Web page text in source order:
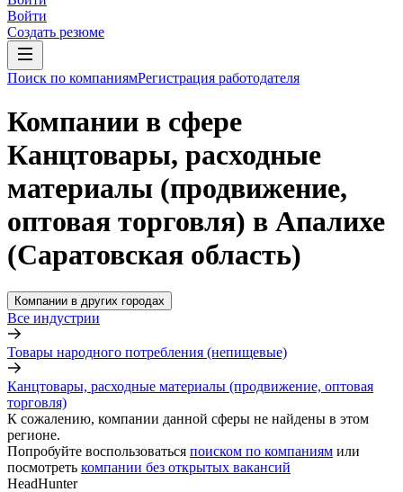
Войти
Создать резюме
Поиск по компаниямРегистрация работодателя
Компании в сфере
Канцтовары, расходные
материалы (продвижение,
оптовая торговля) в Апалихе
(Саратовская область)
Компании в других городах
Все индустрии
Товары народного потребления (непищевые)
Канцтовары, расходные материалы (продвижение, оптовая
торговля)
К сожалению, компании данной сферы не найдены в этом
регионе.
Попробуйте воспользоваться поиском по компаниям или
посмотреть компании без открытых вакансий
HeadHunter